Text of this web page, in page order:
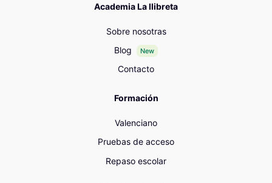
Academia La llibreta
Sobre nosotras
Blog
New
Contacto
Formación
Valenciano
Pruebas de acceso
Repaso escolar